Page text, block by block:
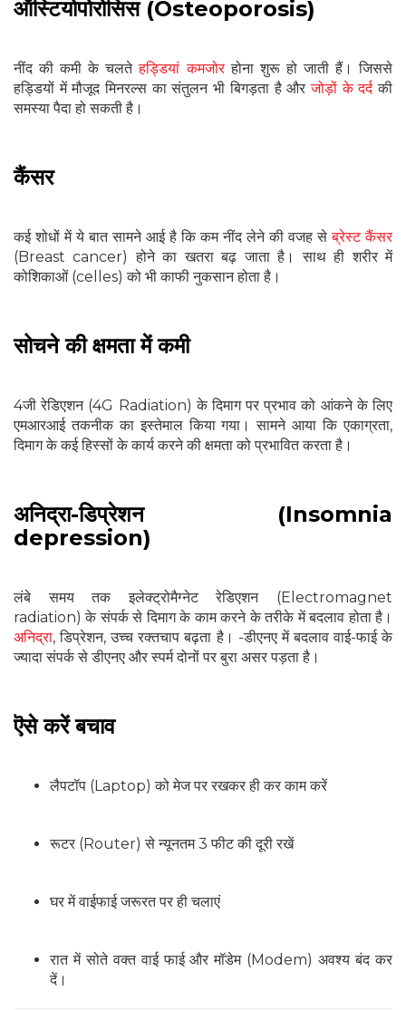
ऑस्ट‍ियोपोरोसिस (Osteoporosis)
नींद की कमी के चलतेहड्डियां कमजोरहोना शुरू हो जाती हैं। जिससे
हड्डियों में मौजूद मिनरल्स का संतुलन भी बिगड़ता है औरजोड़ों के दर्दकी
समस्या पैदा हो सकती है।
कैंसर
कई शोधों में ये बात सामने आई है कि कम नींद लेने की वजह सेब्रेस्ट कैंसर
(Breast cancer) होने का खतरा बढ़ जाता है। साथ ही शरीर में
कोशिकाओं (celles) को भी काफी नुकसान होता है।
सोचने की क्षमता में कमी
4जी रेडिएशन (4G Radiation) के दिमाग पर प्रभाव को आंकने के लिए
एमआरआई तकनीक का इस्तेमाल किया गया। सामने आया कि एकाग्रता,
दिमाग के कई हिस्सों के कार्य करने की क्षमता को प्रभावित करता है।
अनिद्रा-डिप्रेशन (Insomnia
depression)
लंबे समय तक इलेक्ट्रोमैग्नेट रेडिएशन (Electromagnet
radiation) के संपर्क से दिमाग के काम करने के तरीके में बदलाव होता है।
अनिद्रा, डिप्रेशन, उच्च रक्तचाप बढ़ता है। -डीएनए में बदलाव वाई-फाई के
ज्यादा संपर्क से डीएनए और स्पर्म दोनों पर बुरा असर पड़ता है।
ऎसे करें बचाव
लैपटॉप (Laptop) को मेज पर रखकर ही कर काम करें
रूटर (Router) से न्यूनतम 3 फीट की दूरी रखें
घर में वाईफाई जरूरत पर ही चलाएं
रात में सोते वक्त वाई फाई और मॉडेम (Modem) अवश्य बंद कर
दें।